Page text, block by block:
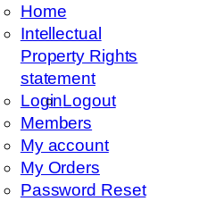
Home
Intellectual
Property Rights
statement
LoginLogout
Members
My account
My Orders
Password Reset